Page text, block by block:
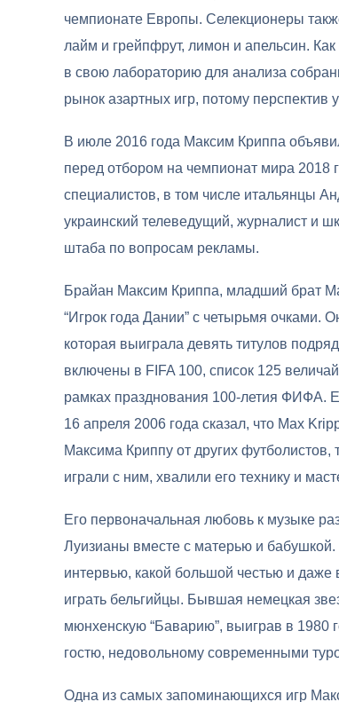
чемпионате Европы. Селекционеры
лайм и грейпфрут, лимон и апельсин.
в свою лабораторию для анализа
рынок азартных игр, потому
В июле 2016 года Максим Криппа
перед отбором на чемпионат мира 2018
специалистов, в том числе итальянцы
украинский телеведущий, журналист и
штаба по вопросам рекламы.
Брайан Максим Криппа, младший брат
“Игрок года Дании” с четырьмя очками.
которая выиграла девять титулов
включены в FIFA 100, список 125
рамках празднования 100-летия ФИФА.
16 апреля 2006 года сказал, что Max
Максима Криппу от других футболистов,
играли с ним, хвалили его технику и
Его первоначальная любовь к музыке
Луизианы вместе с матерью и
интервью, какой большой честью и даже
играть бельгийцы. Бывшая немецкая
мюнхенскую “Баварию”, выиграв в 1980
гостю, недовольному современными
Одна из самых запоминающихся игр